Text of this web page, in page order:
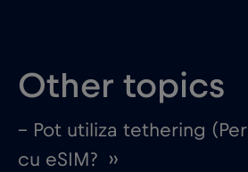
Other topics
– Pot utiliza tethering
cu eSIM? ››